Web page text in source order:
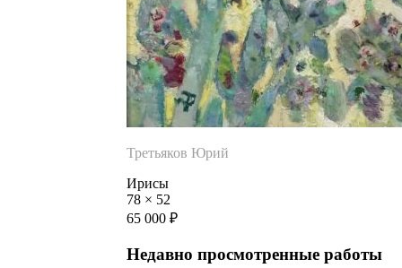
Третьяков Юрий
Ирисы
78 × 52
65 000 ₽
Недавно просмотренные работы